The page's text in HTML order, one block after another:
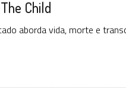
STAR TREK SOBRE DIFERENTES PONTOS DE
Child
aborda vida, morte e